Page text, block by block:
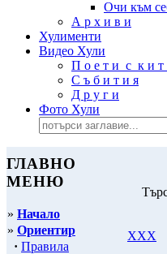
Очи към
А р х и в и
Хулименти
Видео Хули
П о е т и с к и т
С ъ б и т и я
Д р у г и
Фото Хули
ГЛАВНО
МЕНЮ
» Начало
» Ориентир
· Правила
ХХХ